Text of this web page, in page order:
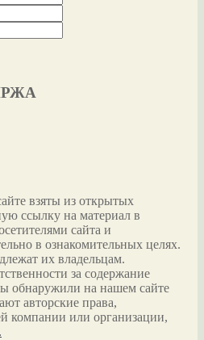
взяты из открытых
ссылку на материал в
сайта и
в ознакомительных целях.
их владельцам.
за содержание
обнаружили на нашем сайте
авторские права,
компании или организации,